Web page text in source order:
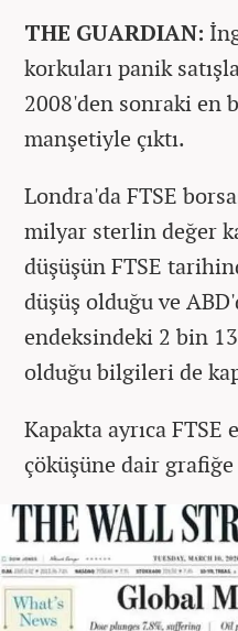
THE GUARDIAN:
korkuları panik
2008'den sonraki en
manşetiyle çıktı.
Londra'da FTSE
milyar sterlin değer
düşüşün FTSE
düşüş olduğu ve
endeksindeki 2 bin
olduğu bilgileri de
Kapakta ayrıca
çöküşüne dair